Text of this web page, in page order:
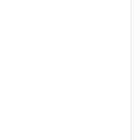
い。